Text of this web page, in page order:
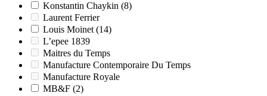
Konstantin Chaykin (8)
Laurent Ferrier
Louis Moinet (14)
L’epee 1839
Maitres du Temps
Manufacture Contemporaire Du Temps
Manufacture Royale
MB&F (2)